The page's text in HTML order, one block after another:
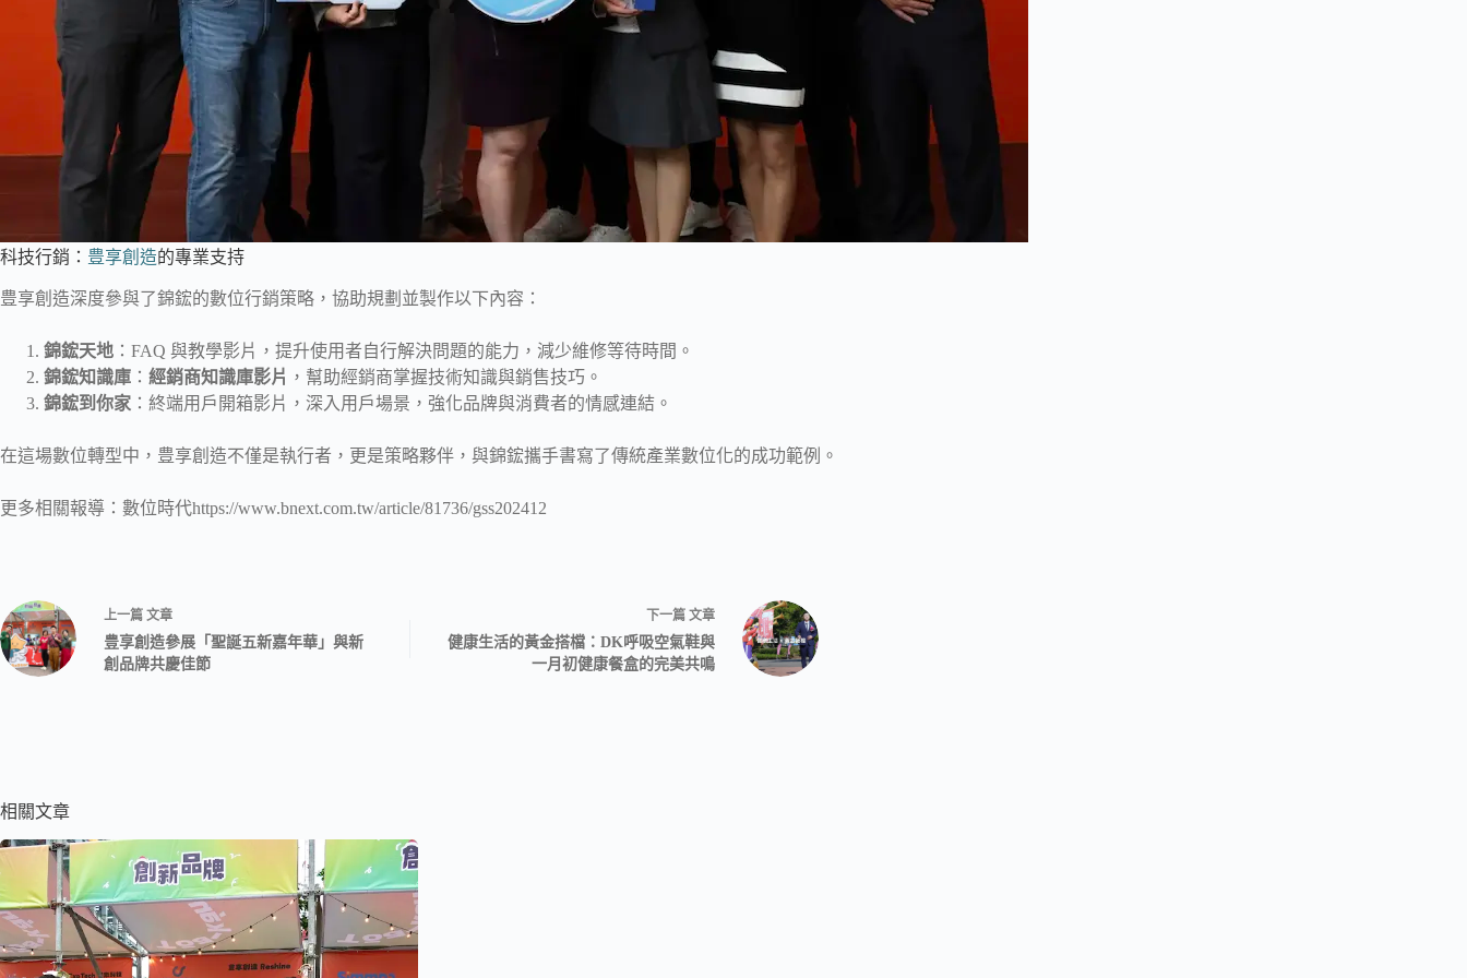
科技行銷： 豊享創造的專業支持
豊享創造深度參與了錦鋐的數位行銷策略，協助規劃並製作以下內容：
錦鋐天地 ：FAQ 與教學影片，提升使用者自行解決問題的能力，減少維修等待時間。
錦鋐知識庫 ： 經銷商知識庫影片 ，幫助經銷商掌握技術知識與銷售技巧。
錦鋐到你家 ：終端用戶開箱影片，深入用戶場景，強化品牌與消費者的情感連結。
在這場數位轉型中，豊享創造不僅是執行者，更是策略夥伴，與錦鋐攜手書寫了傳統產業數位化的成功範例。
更多相關報導：數位時代https://www.bnext.com.tw/article/81736/gss202412
上一篇 文章
豊享創造參展「聖誕五新嘉年華」與新
創品牌共慶佳節
下一篇 文章
健康生活的黃金搭檔：DK呼吸空氣鞋與
一月初健康餐盒的完美共鳴
相關文章